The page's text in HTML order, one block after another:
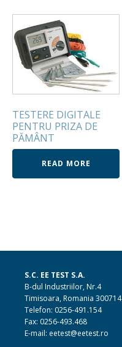
TESTERE DIGITALE
PENTRU PRIZA DE
PĂMÂNT
READ MORE
S.C. EE TEST S.A.
B-dul Industriilor, Nr.4
Timisoara, Romania 300714
Telefon: 0256-491.154
Fax: 0256-493.468
E-mail: eetest@eetest.ro